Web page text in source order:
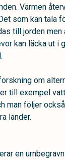
Värmen
som kan tala
till jorden men
kan läcka ut i
om
till exempel
man följer
länder.
en